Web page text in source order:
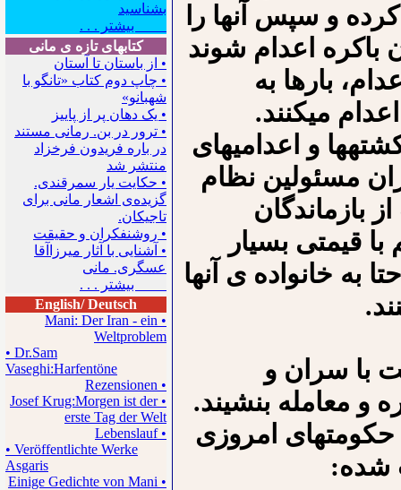
بشناسید
بیشتر . . .
کتابهای تازه ی مانی
• از باستان تا آستان
• چاپ دوم کتاب «تانگو با
شهبانو»
• یک دهان پر از پاییز
• ترور در بن. رمانی مستند
در باره فریدون فرخزاد
منتشر شد
• حکایت یار سمرقندی.
گزیده‌ی اشعار مانی برای
تاجیکان.
• روشنفکران و حقیقت
• آشنایی با آثار میرزاآقا
عسگری. مانی
بیشتر . . .
English/ Deutsch
• Mani: Der Iran - ein
Weltproblem
• Dr.Sam
Vaseghi:Harfentöne
• Rezensionen
• Josef Krug:Morgen ist der
erste Tag der Welt
• Lebenslauf
• Veröffentlichte Werke
Asgaris
• Einige Gedichte von Mani
و سپس آنها را
باکره اعدام شوند
بارها به
می⁪کنند.
و اعدامی⁪های
مسئولین نظام
بازماندگان
قیمتی بسیار
به خانواده ی آنها
با سران و
و معامله بنشیند.
امروزی
شده: